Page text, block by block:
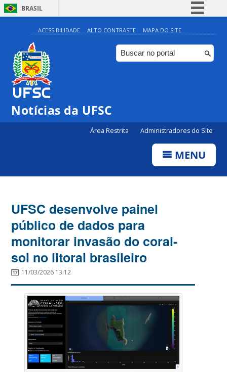
BRASIL
Simplifique!
Comunica BR
Participe
ACESSIBILIDADE ALTO CONTRASTE MAPA DO SITE
Notícias da UFSC
Área Restrita Administradores do Site
MENU
UFSC desenvolve painel
público de dados para
monitorar invasão do coral-
sol no litoral brasileiro
11/03/2026 13:12